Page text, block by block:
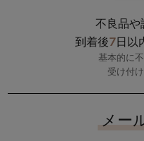
不良品や
到着後7日以
基本的に
受け付
メー